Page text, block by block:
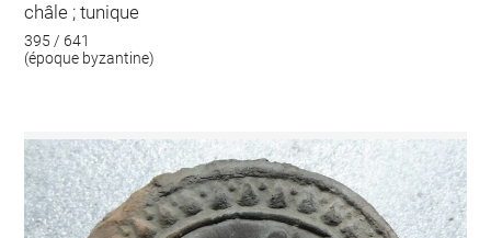
châle ; tunique
395 / 641
(époque byzantine)